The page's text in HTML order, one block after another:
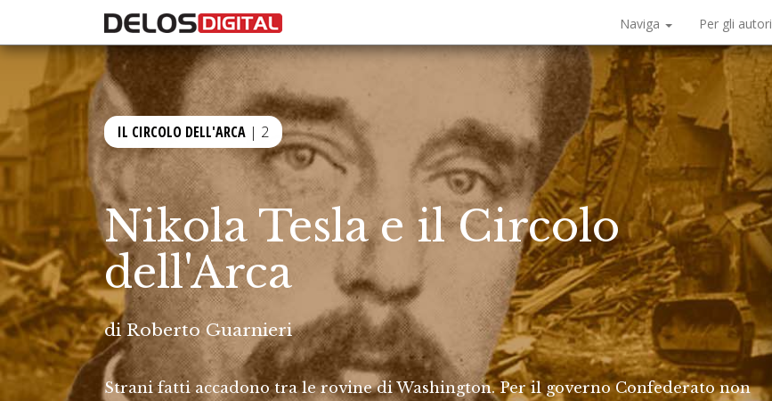
Naviga Per gli autori
IL CIRCOLO DELL'ARCA | 2
Nikola Tesla e il Circolo
dell'Arca
diRoberto Guarnieri
Strani fatti accadono tra le rovine di Washington. Per il governo Confederato non